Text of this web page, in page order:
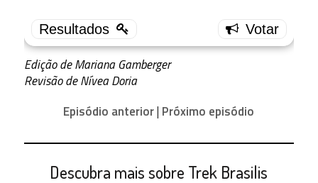
3.0
5 (
0 ( 0 % )
0 ( 0 % )
Edição de Mariana Gamberger
Revisão de Nívea Doria
Episódio anterior| Próximo episódio
Descubra mais sobre Trek Brasilis